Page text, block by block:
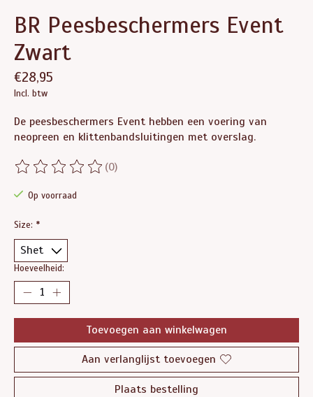
BR Peesbeschermers Event
Zwart
€28,95
Incl. btw
De peesbeschermers Event hebben een voering van
neopreen en klittenbandsluitingen met overslag.
De beoordeling van dit product is
(0)
Op voorraad
Size: *
Hoeveelheid:
Toevoegen aan winkelwagen
Aan verlanglijst toevoegen
Plaats bestelling